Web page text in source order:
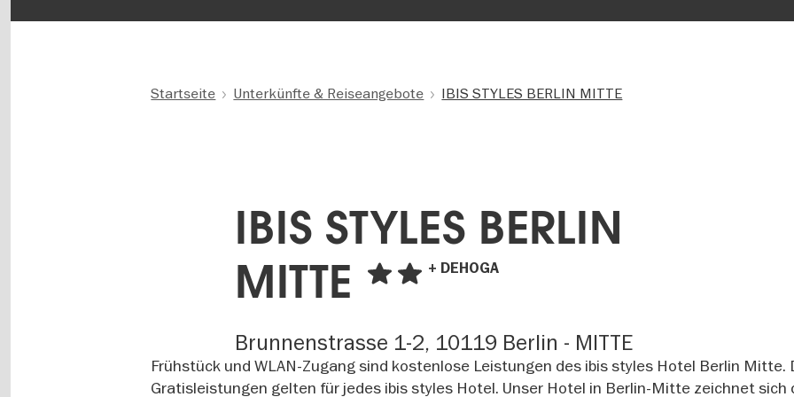
Startseite Unterkünfte & Reiseangebote IBIS STYLES BERLIN MITTE
IBIS STYLES BERLIN
MITTE
+ DEHOGA
Brunnenstrasse 1-2, 10119 Berlin - MITTE
Frühstück und WLAN-Zugang sind kostenlose Leistungen des ibis styles Hotel Berlin Mitte.
Gratisleistungen gelten für jedes ibis styles Hotel. Unser Hotel in Berlin-Mitte zeichnet sich